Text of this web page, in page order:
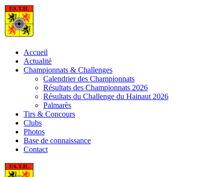
Skip
to
content
Accueil
Actualité
Championnats & Challenges
Calendrier des Championnats
Résultats des Championnats 2026
Résultats du Challenge du Hainaut 2026
Palmarès
Tirs & Concours
Clubs
Photos
Base de connaissance
Contact